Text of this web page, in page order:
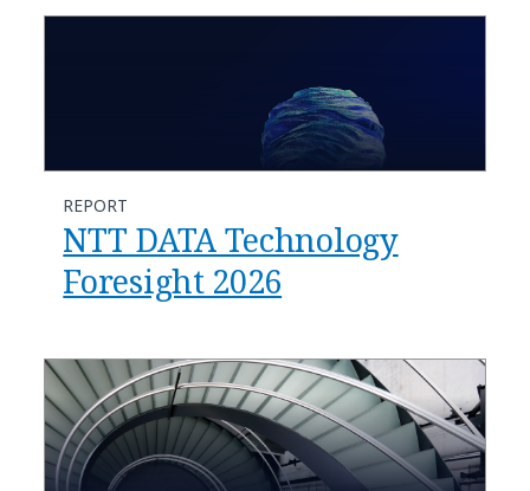
REPORT
NTT DATA Technology
Foresight 2026